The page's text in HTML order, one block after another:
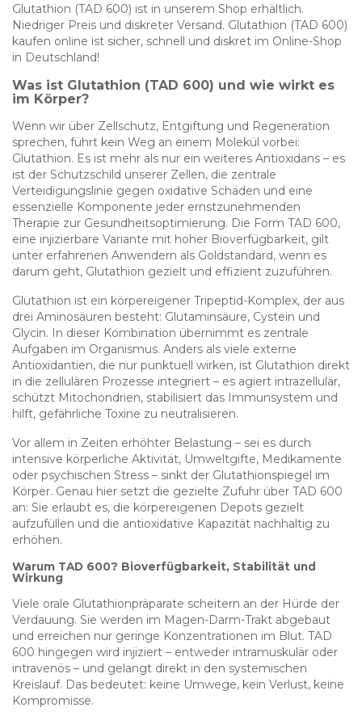
Glutathion (TAD 600) ist in unserem Shop erhältlich.
Niedriger Preis und diskreter Versand. Glutathion (TAD 600)
kaufen online ist sicher, schnell und diskret im Online-Shop
in Deutschland!
Was ist Glutathion (TAD 600) und wie wirkt es
im Körper?
Wenn wir über Zellschutz, Entgiftung und Regeneration
sprechen, führt kein Weg an einem Molekül vorbei:
Glutathion. Es ist mehr als nur ein weiteres Antioxidans – es
ist der Schutzschild unserer Zellen, die zentrale
Verteidigungslinie gegen oxidative Schäden und eine
essenzielle Komponente jeder ernstzunehmenden
Therapie zur Gesundheitsoptimierung. Die Form TAD 600,
eine injizierbare Variante mit hoher Bioverfügbarkeit, gilt
unter erfahrenen Anwendern als Goldstandard, wenn es
darum geht, Glutathion gezielt und effizient zuzuführen.
Glutathion ist ein körpereigener Tripeptid-Komplex, der aus
drei Aminosäuren besteht: Glutaminsäure, Cystein und
Glycin. In dieser Kombination übernimmt es zentrale
Aufgaben im Organismus. Anders als viele externe
Antioxidantien, die nur punktuell wirken, ist Glutathion direkt
in die zellulären Prozesse integriert – es agiert intrazellulär,
schützt Mitochondrien, stabilisiert das Immunsystem und
hilft, gefährliche Toxine zu neutralisieren.
Vor allem in Zeiten erhöhter Belastung – sei es durch
intensive körperliche Aktivität, Umweltgifte, Medikamente
oder psychischen Stress – sinkt der Glutathionspiegel im
Körper. Genau hier setzt die gezielte Zufuhr über TAD 600
an: Sie erlaubt es, die körpereigenen Depots gezielt
aufzufüllen und die antioxidative Kapazität nachhaltig zu
erhöhen.
Warum TAD 600? Bioverfügbarkeit, Stabilität und
Wirkung
Viele orale Glutathionpräparate scheitern an der Hürde der
Verdauung. Sie werden im Magen-Darm-Trakt abgebaut
und erreichen nur geringe Konzentrationen im Blut. TAD
600 hingegen wird injiziert – entweder intramuskulär oder
intravenös – und gelangt direkt in den systemischen
Kreislauf. Das bedeutet: keine Umwege, kein Verlust, keine
Kompromisse.